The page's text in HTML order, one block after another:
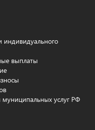
индивидуального
выплаты
муниципальных услуг РФ